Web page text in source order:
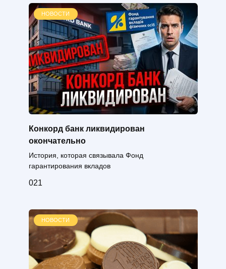
НОВОСТИ
Конкорд банк ликвидирован
окончательно
История, которая связывала Фонд
гарантирования вкладов
021
НОВОСТИ